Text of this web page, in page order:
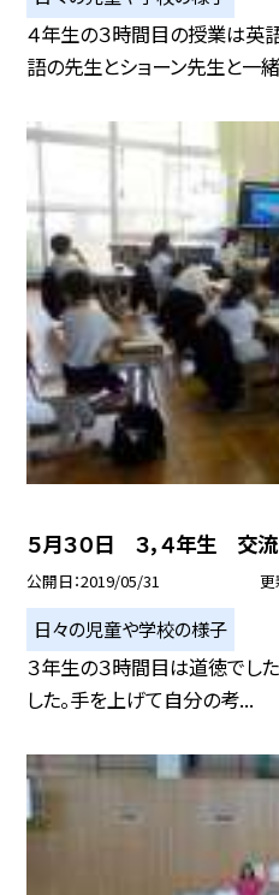
４年生の３時間目の授業は英
語の先生とショーン先生と一
５月３０日 ３，４年生 交
公開日 2019/05/31 更
日々の児童や学校の様子
３年生の３時間目は道徳でし
した。手を上げて自分の考...